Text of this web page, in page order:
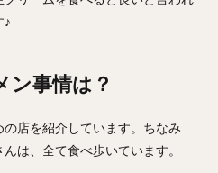
♪
ン事情は？
店を紹介しています。ちなみ
は、全て食べ歩いています。